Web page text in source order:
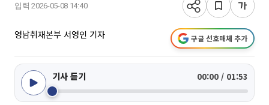
입력 2026-05-08 14:40
영남취재본부 서영인 기자 구글 선호매체 추가
기사 듣기 00:00 / 01:53